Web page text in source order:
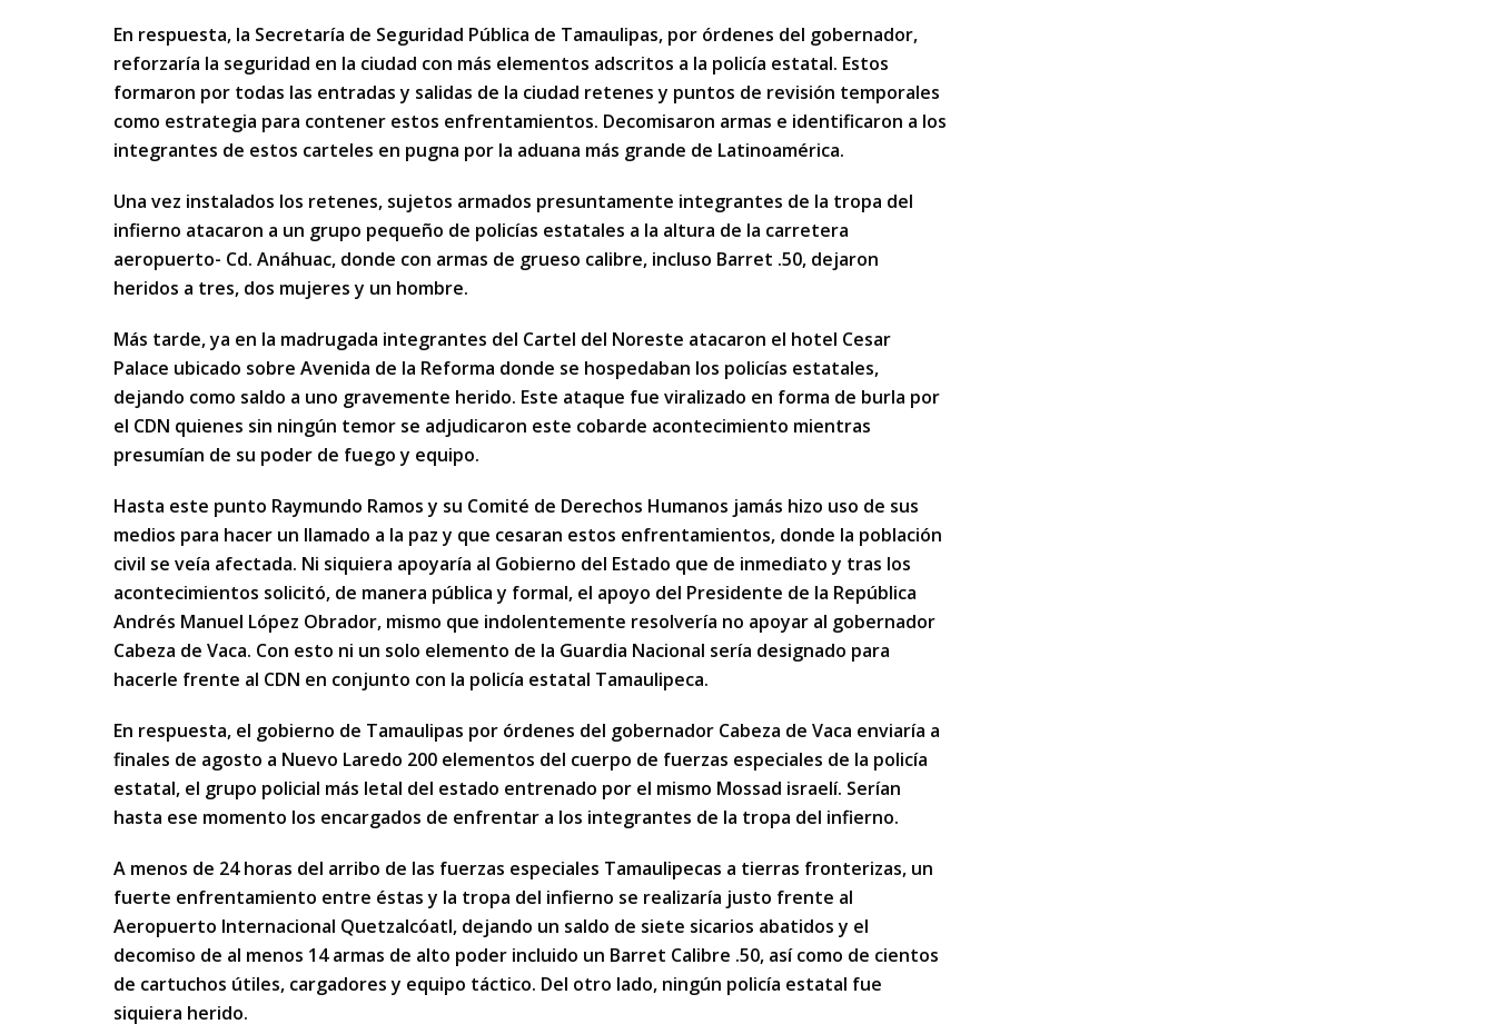
En respuesta, la Secretaría de Seguridad Pública de Tamaulipas, por órdenes del gobernador,
reforzaría la seguridad en la ciudad con más elementos adscritos a la policía estatal. Estos
formaron por todas las entradas y salidas de la ciudad retenes y puntos de revisión temporales
como estrategia para contener estos enfrentamientos. Decomisaron armas e identificaron a los
integrantes de estos carteles en pugna por la aduana más grande de Latinoamérica.
Una vez instalados los retenes, sujetos armados presuntamente integrantes de la tropa del
infierno atacaron a un grupo pequeño de policías estatales a la altura de la carretera
aeropuerto- Cd. Anáhuac, donde con armas de grueso calibre, incluso Barret .50, dejaron
heridos a tres, dos mujeres y un hombre.
Más tarde, ya en la madrugada integrantes del Cartel del Noreste atacaron el hotel Cesar
Palace ubicado sobre Avenida de la Reforma donde se hospedaban los policías estatales,
dejando como saldo a uno gravemente herido. Este ataque fue viralizado en forma de burla por
el CDN quienes sin ningún temor se adjudicaron este cobarde acontecimiento mientras
presumían de su poder de fuego y equipo.
Hasta este punto Raymundo Ramos y su Comité de Derechos Humanos jamás hizo uso de sus
medios para hacer un llamado a la paz y que cesaran estos enfrentamientos, donde la población
civil se veía afectada. Ni siquiera apoyaría al Gobierno del Estado que de inmediato y tras los
acontecimientos solicitó, de manera pública y formal, el apoyo del Presidente de la República
Andrés Manuel López Obrador, mismo que indolentemente resolvería no apoyar al gobernador
Cabeza de Vaca. Con esto ni un solo elemento de la Guardia Nacional sería designado para
hacerle frente al CDN en conjunto con la policía estatal Tamaulipeca.
En respuesta, el gobierno de Tamaulipas por órdenes del gobernador Cabeza de Vaca enviaría a
finales de agosto a Nuevo Laredo 200 elementos del cuerpo de fuerzas especiales de la policía
estatal, el grupo policial más letal del estado entrenado por el mismo Mossad israelí. Serían
hasta ese momento los encargados de enfrentar a los integrantes de la tropa del infierno.
A menos de 24 horas del arribo de las fuerzas especiales Tamaulipecas a tierras fronterizas, un
fuerte enfrentamiento entre éstas y la tropa del infierno se realizaría justo frente al
Aeropuerto Internacional Quetzalcóatl, dejando un saldo de siete sicarios abatidos y el
decomiso de al menos 14 armas de alto poder incluido un Barret Calibre .50, así como de cientos
de cartuchos útiles, cargadores y equipo táctico. Del otro lado, ningún policía estatal fue
siquiera herido.